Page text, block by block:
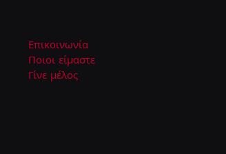
Επικοινωνία
Ποιοι είμαστε
Γίνε μέλος